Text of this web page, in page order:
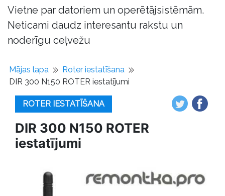
Vietne par datoriem un operētājsistēmām.
Neticami daudz interesantu rakstu un
noderīgu ceļvežu
Mājas lapa
Roter iestatīšana
DIR 300 N150 ROTER iestatījumi
ROTER IESTATĪŠANA
DIR 300 N150 ROTER
iestatījumi